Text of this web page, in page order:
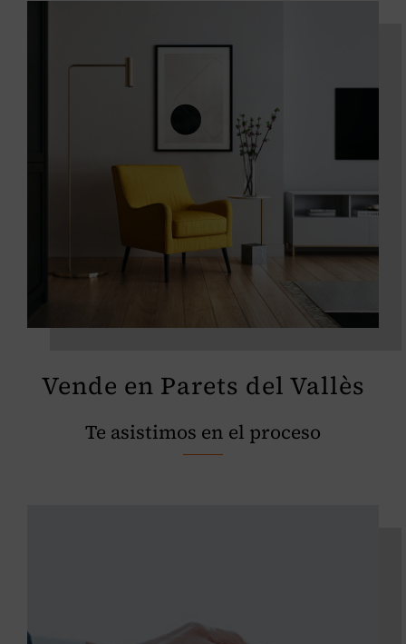
Vende en Parets del Vallès
Te asistimos en el proceso